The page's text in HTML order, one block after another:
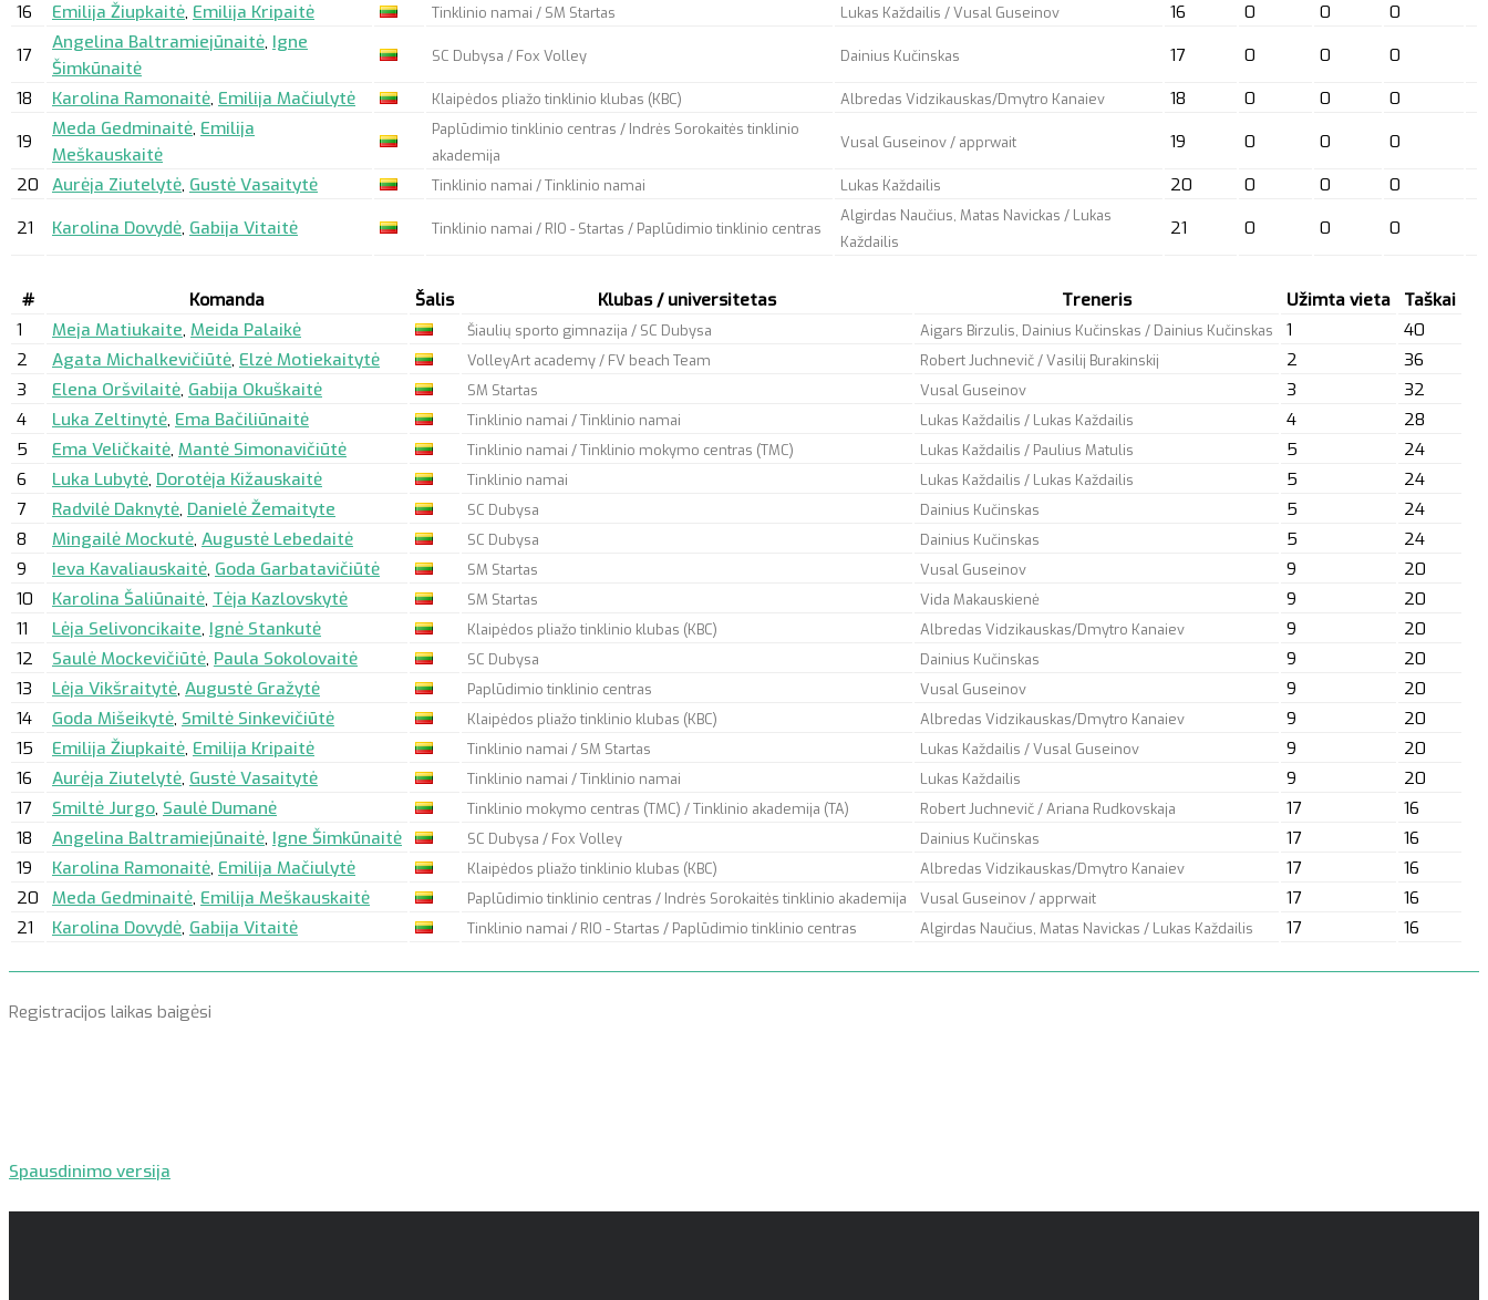
16
Emilija Žiupkaitė, Emilija Kripaitė Tinklinio namai / SM Startas Lukas Každailis / Vusal Guseinov 16 0 0
0
17
Angelina Baltramiejūnaitė, Igne
Šimkūnaitė
SC Dubysa / Fox Volley Dainius Kučinskas 17 0 0
0
18
Karolina Ramonaitė, Emilija Mačiulytė Klaipėdos pliažo tinklinio klubas (KBC) Albredas Vidzikauskas/Dmytro Kanaiev 18 0 0
0
19
Meda Gedminaitė, Emilija
Meškauskaitė
Paplūdimio tinklinio centras / Indrės Sorokaitės tinklinio
akademija
Vusal Guseinov / apprwait 19 0 0
0
20
Aurėja Ziutelytė, Gustė Vasaitytė Tinklinio namai / Tinklinio namai Lukas Každailis 20 0 0
0
21
Karolina Dovydė, Gabija Vitaitė Tinklinio namai / RIO - Startas / Paplūdimio tinklinio centras
Algirdas Naučius, Matas Navickas / Lukas
Každailis
21 0 0 0
# Komanda Šalis Klubas / universitetas Treneris Užimta vieta
Taškai
1
Meja Matiukaite, Meida Palaikė Šiaulių sporto gimnazija / SC Dubysa Aigars Birzulis, Dainius Kučinskas / Dainius Kučinskas 1
40
2
Agata Michalkevičiūtė, Elzė Motiekaitytė VolleyArt academy / FV beach Team Robert Juchnevič / Vasilij Burakinskij 2
36
3
Elena Oršvilaitė, Gabija Okuškaitė SM Startas Vusal Guseinov 3
32
4
Luka Zeltinytė, Ema Bačiliūnaitė Tinklinio namai / Tinklinio namai Lukas Každailis / Lukas Každailis 4
28
5
Ema Veličkaitė, Mantė Simonavičiūtė Tinklinio namai / Tinklinio mokymo centras (TMC) Lukas Každailis / Paulius Matulis 5
24
6
Luka Lubytė, Dorotėja Kižauskaitė Tinklinio namai Lukas Každailis / Lukas Každailis 5
24
7
Radvilė Daknytė, Danielė Žemaityte SC Dubysa Dainius Kučinskas 5
24
8
Mingailė Mockutė, Augustė Lebedaitė SC Dubysa Dainius Kučinskas 5
24
9
Ieva Kavaliauskaitė, Goda Garbatavičiūtė SM Startas Vusal Guseinov 9
20
10
Karolina Šaliūnaitė, Tėja Kazlovskytė SM Startas Vida Makauskienė 9
20
11
Lėja Selivoncikaite, Ignė Stankutė Klaipėdos pliažo tinklinio klubas (KBC) Albredas Vidzikauskas/Dmytro Kanaiev 9
20
12
Saulė Mockevičiūtė, Paula Sokolovaitė SC Dubysa Dainius Kučinskas 9
20
13
Lėja Vikšraitytė, Augustė Gražytė Paplūdimio tinklinio centras Vusal Guseinov 9
20
14
Goda Mišeikytė, Smiltė Sinkevičiūtė Klaipėdos pliažo tinklinio klubas (KBC) Albredas Vidzikauskas/Dmytro Kanaiev 9
20
15
Emilija Žiupkaitė, Emilija Kripaitė Tinklinio namai / SM Startas Lukas Každailis / Vusal Guseinov 9
20
16
Aurėja Ziutelytė, Gustė Vasaitytė Tinklinio namai / Tinklinio namai Lukas Každailis 9
20
17
Smiltė Jurgo, Saulė Dumanė Tinklinio mokymo centras (TMC) / Tinklinio akademija (TA) Robert Juchnevič / Ariana Rudkovskaja 17
16
18
Angelina Baltramiejūnaitė, Igne Šimkūnaitė SC Dubysa / Fox Volley Dainius Kučinskas 17
16
19
Karolina Ramonaitė, Emilija Mačiulytė Klaipėdos pliažo tinklinio klubas (KBC) Albredas Vidzikauskas/Dmytro Kanaiev 17
16
20
Meda Gedminaitė, Emilija Meškauskaitė Paplūdimio tinklinio centras / Indrės Sorokaitės tinklinio akademija Vusal Guseinov / apprwait 17
16
21
Karolina Dovydė, Gabija Vitaitė Tinklinio namai / RIO - Startas / Paplūdimio tinklinio centras Algirdas Naučius, Matas Navickas / Lukas Každailis 17 16
Registracijos laikas baigėsi
Spausdinimo versija